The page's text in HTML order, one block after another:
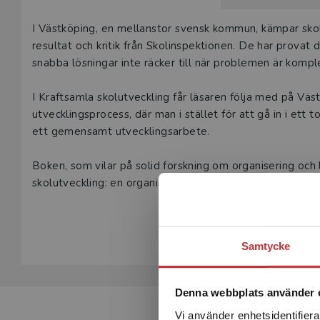
Samtycke
Denna webbplats använder
Vi använder
Våra
under 180
Den här
Beskrivning
I Västköping, en mellanstor svensk kommun, kämpar
resultat och kritik från Skolinspektionen. De har
snabba lösningar inte räcker till när problemen är
I Kraftsamla skolutveckling får läsaren följa med på
utvecklingsprocess, där man i stället för att gå in i ett
ett gemensamt utvecklingsarbete.
Boken, som vilar på solid forskning om organisering
skolutveckling: en organiserad kraftsamling av
Kraftsamla skolutveckling riktar sig till skolchefer,
med flera som söker välgrundade strategier för hållbar
”Många inom skolans värld känner igen frustrationen